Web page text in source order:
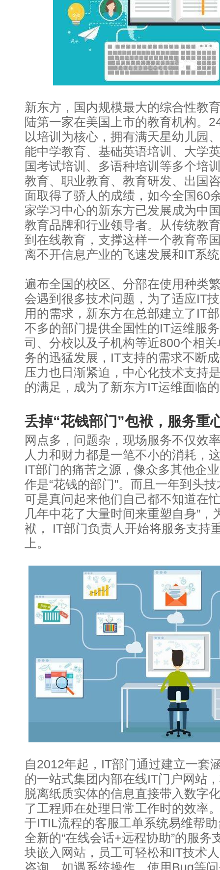
新东方，国内规模最大的综合性教
陆第一家在美国上市的教育机构。
以培训为核心，拥有满天星幼儿园
能中学教育、基础英语培训、大学
国考试培训、多语种培训等多个培
教育、职业教育、教育研发、出国
面取得了骄人的成绩，如今全国60
家学习中心的新东方已发展成为中
教育品牌和行业领导者。从传统教
到在线教育，支撑这样一个教育帝
离不开信息产业的飞速发展和IT系
遍布全国的校区、分部在使用种类
会遇到很多技术问题，为了适应IT
用的需求，新东方在总部建立了IT
不多的部门提供全国性的IT运维服
司、分校以及子机构等近800个相
务的迅猛发展，IT支持的需求不断
压力也日渐紧迫，中心化技术支持
的满足，成为了新东方IT运维面临
丢掉“花钱部门”包袱，服务重
网点多，问题杂，现场服务不仅效
人力和财力都是一笔不小的消耗，
IT部门的痛苦之源，像众多其他企
作是“花钱的部门”。而且一年到头
可是真问起来他们自己都不知道在
几年中花了大量时间来重塑自身”，
袱， IT部门负责人开始将服务支持
上。
自2012年起，IT部门通过建立一套
的一站式集团内部在线IT门户网站
脱离纸质实体的信息直接带入数字
了工程师在处理日常工作时的效率
于ITIL流程的客服工单系统易维帮
全新的“在线会话+远程协助”的服务
块嵌入网站，员工可轻松和IT技术
咨询，如遇系统操作、使用Bug等